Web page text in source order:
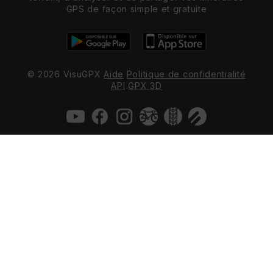
GPS de façon simple et gratuite
© 2026 VisuGPX Aide Politique de confidentialité
API GPX 3D